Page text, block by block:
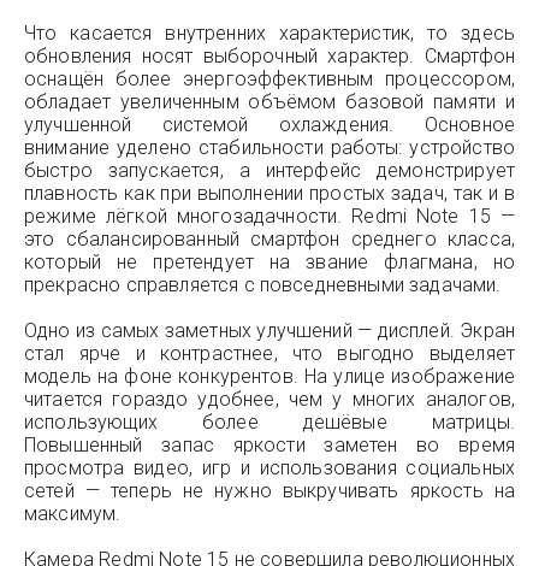
Что касается внутренних характеристик, то здесь
обновления носят выборочный характер. Смартфон
оснащён более энергоэффективным процессором,
обладает увеличенным объёмом базовой памяти и
улучшенной системой охлаждения. Основное
внимание уделено стабильности работы: устройство
быстро запускается, а интерфейс демонстрирует
плавность как при выполнении простых задач, так и в
режиме лёгкой многозадачности. Redmi Note 15 —
это сбалансированный смартфон среднего класса,
который не претендует на звание флагмана, но
прекрасно справляется с повседневными задачами.
Одно из самых заметных улучшений — дисплей. Экран
стал ярче и контрастнее, что выгодно выделяет
модель на фоне конкурентов. На улице изображение
читается гораздо удобнее, чем у многих аналогов,
использующих более дешёвые матрицы.
Повышенный запас яркости заметен во время
просмотра видео, игр и использования социальных
сетей — теперь не нужно выкручивать яркость на
максимум.
Камера Redmi Note 15 не совершила революционных